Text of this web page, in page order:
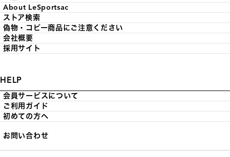
About LeSportsac
ストア検索
偽物・コピー商品にご注意ください
会社概要
採用サイト
HELP
会員サービスについて
ご利用ガイド
初めての方へ
お問い合わせ